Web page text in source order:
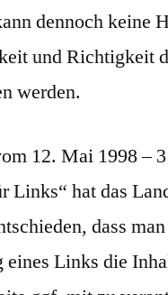
dennoch keine
und Richtigkeit
werden.
12. Mai 1998 –
Links“ hat das
dass
Links die